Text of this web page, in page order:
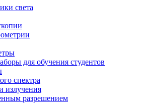
света
для обучения студентов
спектра
излучения
разрешением